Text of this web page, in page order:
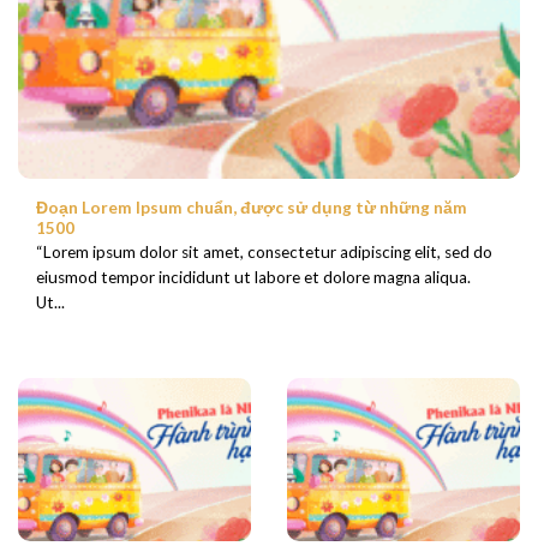
Đoạn Lorem Ipsum chuẩn, được sử dụng từ những năm
1500
“Lorem ipsum dolor sit amet, consectetur adipiscing elit, sed do
eiusmod tempor incididunt ut labore et dolore magna aliqua.
Ut...